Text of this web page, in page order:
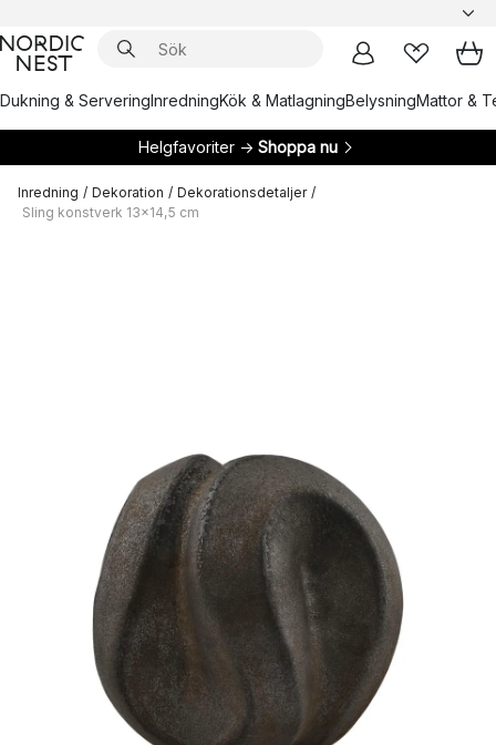
Dukning & ServeringInredningKök & MatlagningBelysningMattor &
Helgfavoriter → Shoppa nu
Inredning / Dekoration / Dekorationsdetaljer /
Sling konstverk 13x14,5 cm